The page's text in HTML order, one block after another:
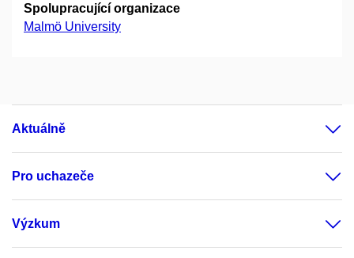
Spolupracující organizace
Malmö University
Aktuálně
Pro uchazeče
Výzkum